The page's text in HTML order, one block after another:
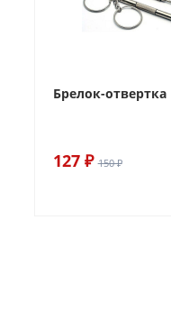
Брелок-отвертка
127 ₽ 150 ₽